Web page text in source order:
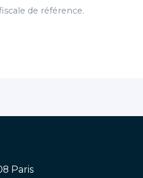
de référence.
Paris